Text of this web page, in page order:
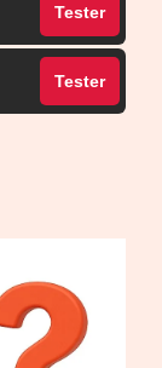
Tester
Tester